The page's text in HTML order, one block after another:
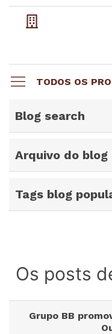
TODOS OS
Blog search
Arquivo do blog
Tags blog
Os posts
Grupo BB